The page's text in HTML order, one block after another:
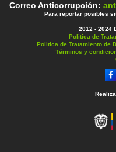
Correo Anticorrupción:
Para reportar posibles
2012 - 2024
Política de
Política de Tratamiento de
Términos y